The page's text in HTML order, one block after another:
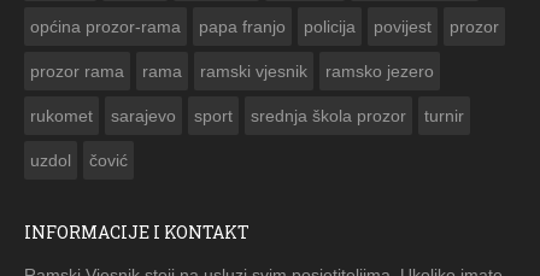
općina prozor-rama papa franjo policija povijest prozor
prozor rama rama ramski vjesnik ramsko jezero
rukomet sarajevo sport srednja škola prozor turnir
uzdol čović
INFORMACIJE I KONTAKT